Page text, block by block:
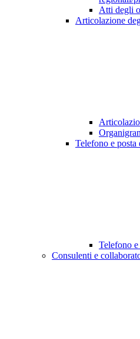
Atti degli
Articolazione
Telefono e posta
Telefono e
Consulenti e